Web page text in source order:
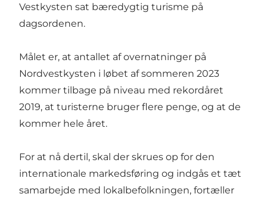
Vestkysten sat bæredygtig turisme på
dagsordenen.
Målet er, at antallet af overnatninger på
Nordvestkysten i løbet af sommeren 2023
kommer tilbage på niveau med rekordåret
2019, at turisterne bruger flere penge, og at de
kommer hele året.
For at nå dertil, skal der skrues op for den
internationale markedsføring og indgås et tæt
samarbejde med lokalbefolkningen, fortæller